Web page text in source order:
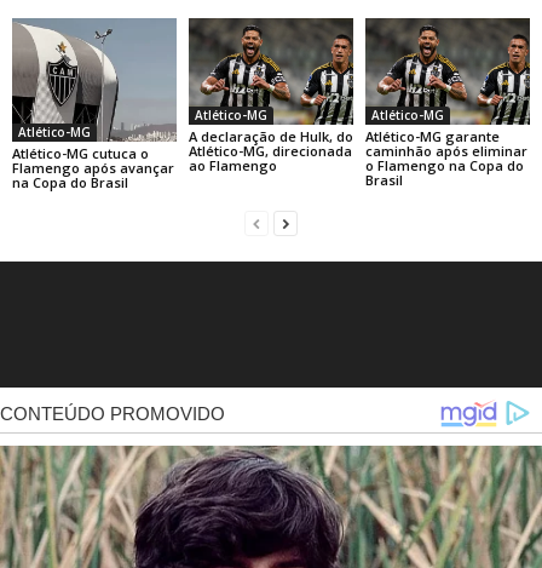
Atlético-MG
Atlético-MG cutuca o
Flamengo após avançar
na Copa do Brasil
Atlético-MG
A declaração de Hulk, do
Atlético-MG, direcionada
ao Flamengo
Atlético-MG
Atlético-MG garante
caminhão após eliminar
o Flamengo na Copa do
Brasil